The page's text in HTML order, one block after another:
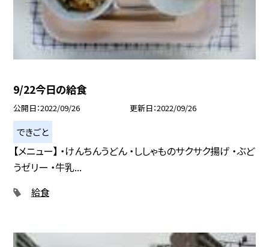
9/22今日の給食
公開日 2022/09/26 更新日 2022/09/26
できごと
【メニュー】 ・けんちんうどん ・ししゃものサクサク揚げ ・ぶど
うゼリー ・牛乳...
給食